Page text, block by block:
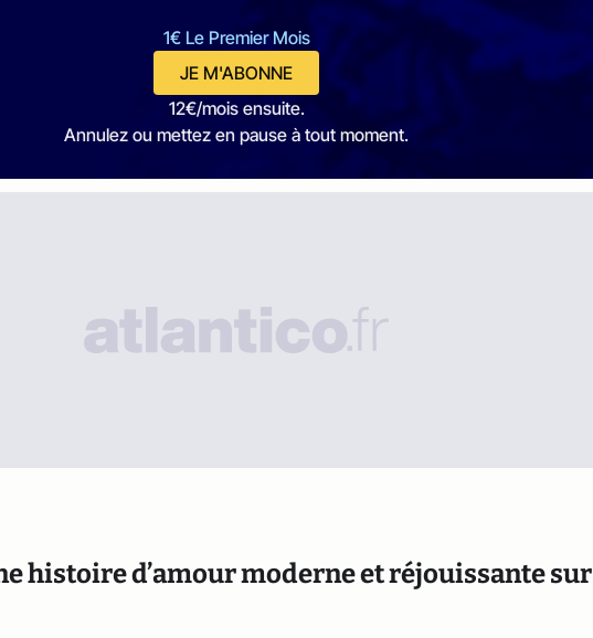
1€ Le Premier Mois
JE M'ABONNE
12€/mois ensuite.
Annulez ou mettez en pause à tout moment.
histoire d’amour moderne et réjouissante sur